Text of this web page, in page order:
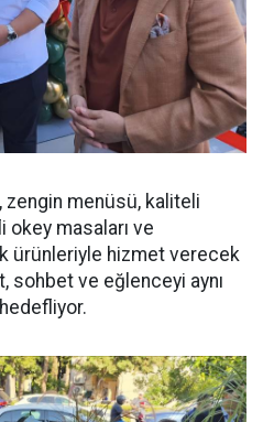
menüsü, kaliteli
masaları ve
ürünleriyle hizmet verecek
sohbet ve eğlenceyi aynı